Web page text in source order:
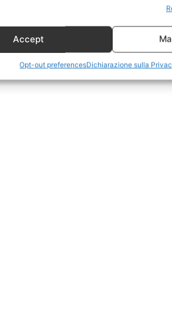
Accept
Opt-out preferencesDichiarazione sulla